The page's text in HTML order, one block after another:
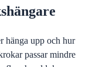
hänga upp och hur
passar mindre